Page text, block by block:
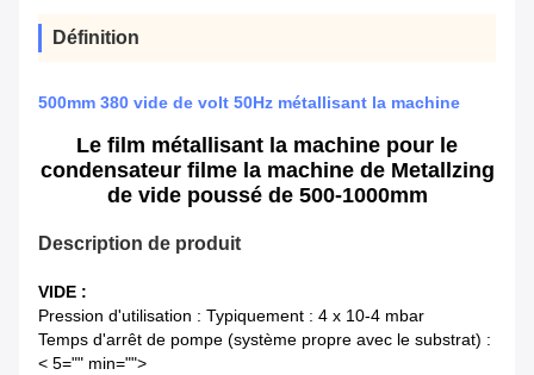
Définition
500mm 380 vide de volt 50Hz métallisant la machine
Le film métallisant la machine pour le
condensateur filme la machine de Metallzing
de vide poussé de 500-1000mm
Description de produit
VIDE :
Pression d'utilisation : Typiquement : 4 x 10-4 mbar
Temps d'arrêt de pompe (système propre avec le substrat) :
< 5="" min="">